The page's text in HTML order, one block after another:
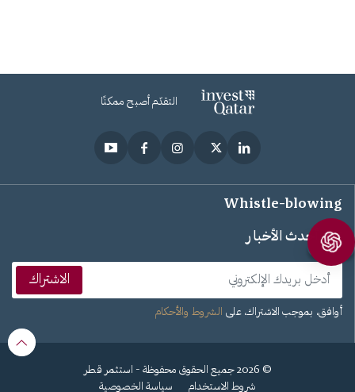
التقدّم أصبح ممكنًا
Whistle-blowing
تابع أحدث الأخبار
الاشتراك
أوافق، بموجب الاشتراك، على الشروط والأحكام
© 2026 جميع الحقوق محفوظة - استثمر قطر
شروط الاستخدام
سياسة الخصوصية